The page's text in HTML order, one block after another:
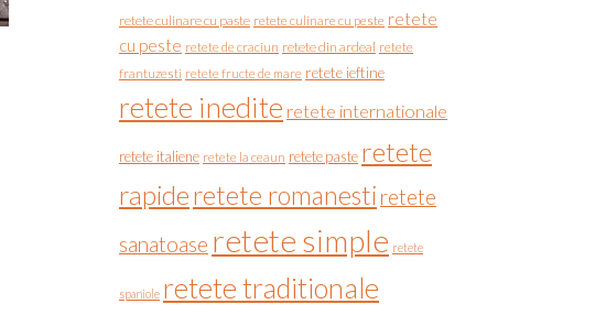
retete culinare cu paste retete culinare cu peste retete
cu peste retete de craciun retete din ardeal retete
frantuzesti retete fructe de mare retete ieftine
retete inedite retete internationale
retete italiene retete la ceaun retete paste retete
rapideretete romanesti retete
sanatoase retete simple retete
spaniole retete traditionale